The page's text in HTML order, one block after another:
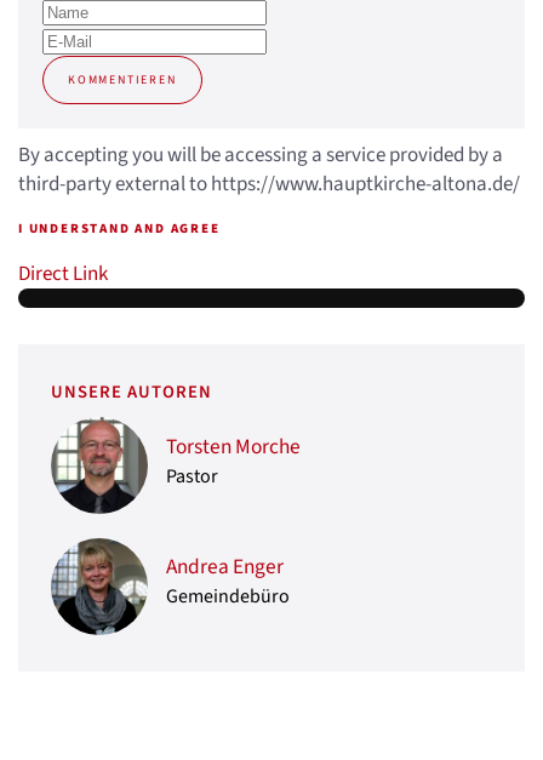
KOMMENTIEREN
By accepting you will be accessing a service provided by a
third-party external to https://www.hauptkirche-altona.de/
I UNDERSTAND AND AGREE
Direct Link
UNSERE AUTOREN
Torsten Morche
Pastor
Andrea Enger
Gemeindebüro